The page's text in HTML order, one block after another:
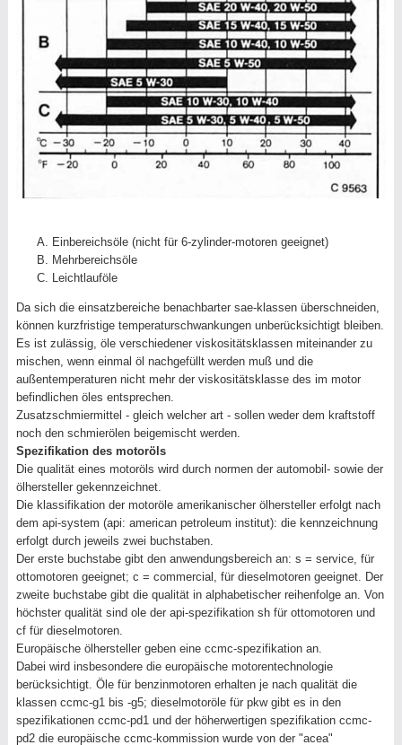
Einbereichsöle (nicht für 6-zylinder-motoren geeignet)
Mehrbereichsöle
Leichtlauföle
Da sich die einsatzbereiche benachbarter sae-klassen überschneiden,
können kurzfristige temperaturschwankungen unberücksichtigt bleiben.
Es ist zulässig, öle verschiedener viskositätsklassen miteinander zu
mischen, wenn einmal öl nachgefüllt werden muß und die
außentemperaturen nicht mehr der viskositätsklasse des im motor
befindlichen öles entsprechen.
Zusatzschmiermittel - gleich welcher art - sollen weder dem kraftstoff
noch den schmierölen beigemischt werden.
Spezifikation des motoröls
Die qualität eines motoröls wird durch normen der automobil- sowie der
ölhersteller gekennzeichnet.
Die klassifikation der motoröle amerikanischer ölhersteller erfolgt nach
dem api-system (api: american petroleum institut): die kennzeichnung
erfolgt durch jeweils zwei buchstaben.
Der erste buchstabe gibt den anwendungsbereich an: s = service, für
ottomotoren geeignet; c = commercial, für dieselmotoren geeignet. Der
zweite buchstabe gibt die qualität in alphabetischer reihenfolge an. Von
höchster qualität sind ole der api-spezifikation sh für ottomotoren und
cf für dieselmotoren.
Europäische ölhersteller geben eine ccmc-spezifikation an.
Dabei wird insbesondere die europäische motorentechnologie
berücksichtigt. Öle für benzinmotoren erhalten je nach qualität die
klassen ccmc-g1 bis -g5; dieselmotoröle für pkw gibt es in den
spezifikationen ccmc-pd1 und der höherwertigen spezifikation ccmc-
pd2 die europäische ccmc-kommission wurde von der "acea"